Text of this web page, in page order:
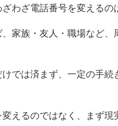
わざ電話番号を変えるの
家族・友人・職場など
では済まず、一定の手続
えるのではなく、まず